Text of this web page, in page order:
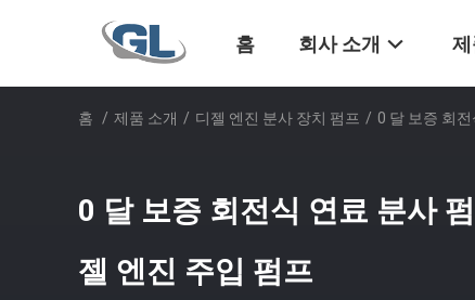
홈 회사 소개 제
홈 / 제품 소개 / 디젤 엔진 분사 장치 펌프 / 0 달 보증 회
0 달 보증 회전식 연료 분사
젤 엔진 주입 펌프